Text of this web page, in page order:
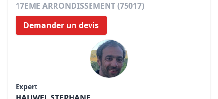
17EME ARRONDISSEMENT (75017)
Demander un devis
Expert